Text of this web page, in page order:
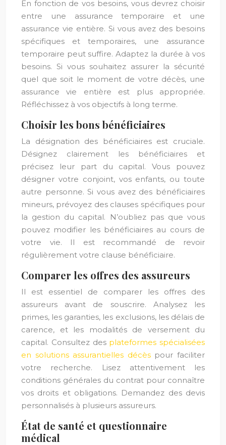
En fonction de vos besoins, vous devrez choisir
entre une assurance temporaire et une
assurance vie entière. Si vous avez des besoins
spécifiques et temporaires, une assurance
temporaire peut suffire. Adaptez la durée à vos
besoins. Si vous souhaitez assurer la sécurité
quel que soit le moment de votre décès, une
assurance vie entière est plus appropriée.
Réfléchissez à vos objectifs à long terme.
Choisir les bons bénéficiaires
La désignation des bénéficiaires est cruciale.
Désignez clairement les bénéficiaires et
précisez leur part du capital. Vous pouvez
désigner votre conjoint, vos enfants, ou toute
autre personne. Si vous avez des bénéficiaires
mineurs, prévoyez des clauses spécifiques pour
la gestion du capital. N’oubliez pas que vous
pouvez modifier les bénéficiaires au cours de
votre vie. Il est recommandé de revoir
régulièrement votre clause bénéficiaire.
Comparer les offres des assureurs
Il est essentiel de comparer les offres des
assureurs avant de souscrire. Analysez les
primes, les garanties, les exclusions, les délais de
carence, et les modalités de versement du
capital. Consultez des plateformes spécialisées
en solutions assurantielles décèspour faciliter
votre recherche. Lisez attentivement les
conditions générales du contrat pour connaître
vos droits et obligations. Demandez des devis
personnalisés à plusieurs assureurs.
État de santé et questionnaire
médical